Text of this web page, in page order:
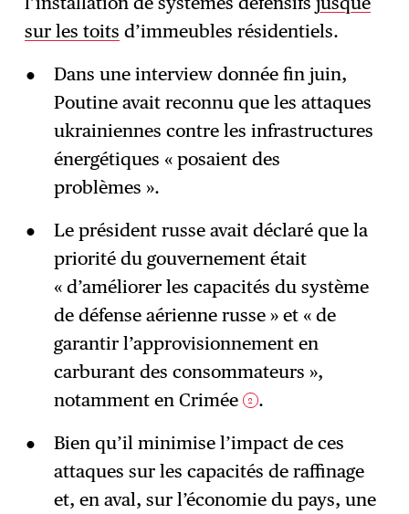
sur les toits d’immeubles résidentiels.
Dans une interview donnée fin juin,
Poutine avait reconnu que les attaques
ukrainiennes contre les infrastructures
énergétiques « posaient des
problèmes ».
Le président russe avait déclaré que la
priorité du gouvernement était
« d’améliorer les capacités du système
de défense aérienne russe » et « de
garantir l’approvisionnement en
carburant des consommateurs »,
notamment en Crimée
2 .
Bien qu’il minimise l’impact de ces
attaques sur les capacités de raffinage
et, en aval, sur l’économie du pays, une